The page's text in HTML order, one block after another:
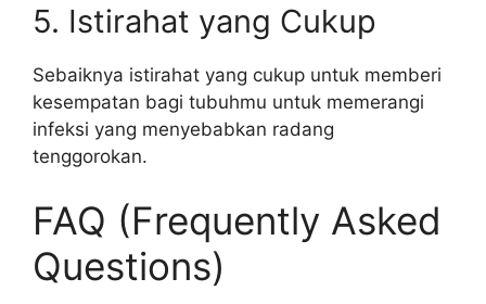
5. Istirahat yang Cukup
Sebaiknya istirahat yang cukup untuk memberi
kesempatan bagi tubuhmu untuk memerangi
infeksi yang menyebabkan radang
tenggorokan.
FAQ (Frequently Asked
Questions)